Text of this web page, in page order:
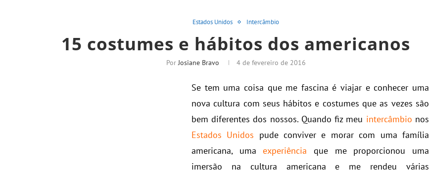
Estados Unidos Intercâmbio
15 costumes e hábitos dos americanos
PorJosiane Bravo 4 de fevereiro de 2016
Se tem uma coisa que me fascina é viajar e conhecer uma
nova cultura com seus hábitos e costumes que as vezes são
bem diferentes dos nossos. Quando fiz meu intercâmbio nos
Estados Unidos pude conviver e morar com uma família
americana, uma experiência que me proporcionou uma
imersão na cultura americana e me rendeu várias